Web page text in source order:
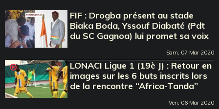
FIF : Drogba présent au stade
Biaka Boda, Yssouf Diabaté (Pdt
du SC Gagnoa) lui promet sa voix
Sam, 07 Mar 2020
LONACI Ligue 1 (19è J) : Retour en
images sur les 6 buts inscrits lors
de la rencontre ‘‘Africa-Tanda’’
Ven, 06 Mar 2020